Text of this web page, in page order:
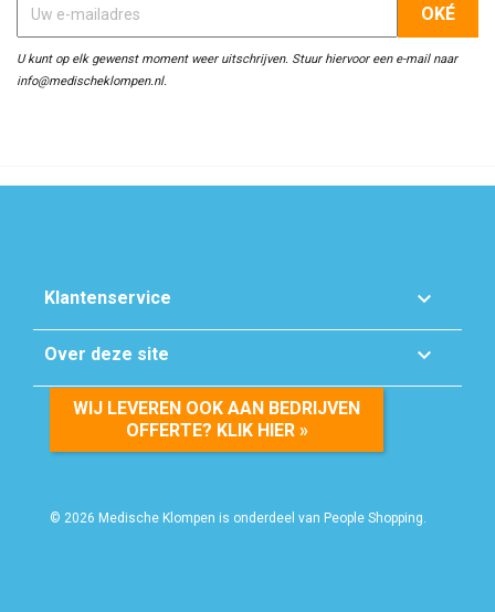
U kunt op elk gewenst moment weer uitschrijven. Stuur hiervoor een e-mail naar
info@medischeklompen.nl.
Klantenservice 
Over deze site 
WIJ LEVEREN OOK AAN BEDRIJVEN
OFFERTE? KLIK HIER »
© 2026 Medische Klompen is onderdeel van People Shopping.